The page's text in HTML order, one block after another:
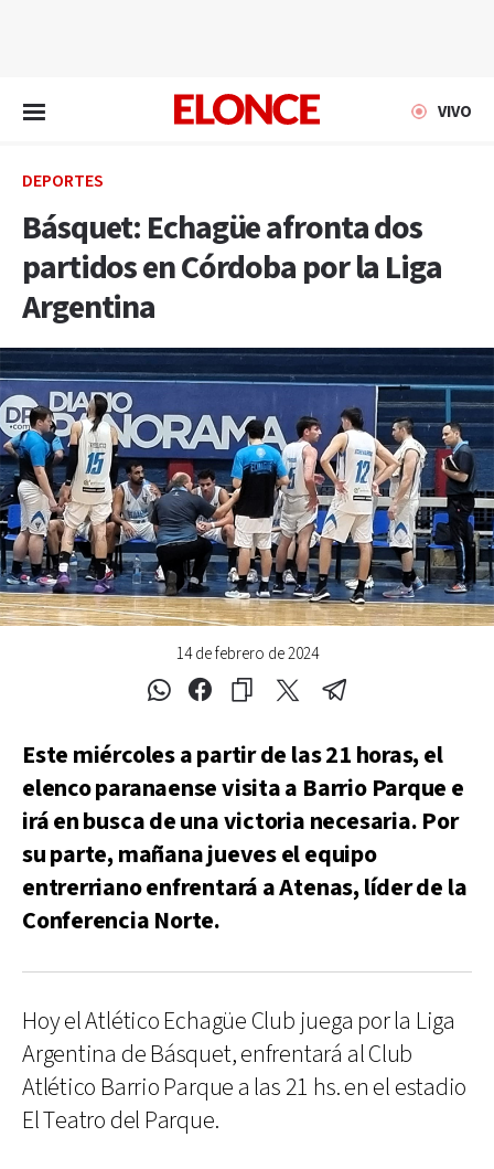
VIVO
DEPORTES
Básquet: Echagüe afronta dos
partidos en Córdoba por la Liga
Argentina
14 de febrero de 2024
Este miércoles a partir de las 21 horas, el
elenco paranaense visita a Barrio Parque e
irá en busca de una victoria necesaria. Por
su parte, mañana jueves el equipo
entrerriano enfrentará a Atenas, líder de la
Conferencia Norte.
Hoy el Atlético Echagüe Club juega por la Liga
Argentina de Básquet, enfrentará al Club
Atlético Barrio Parque a las 21 hs. en el estadio
El Teatro del Parque.